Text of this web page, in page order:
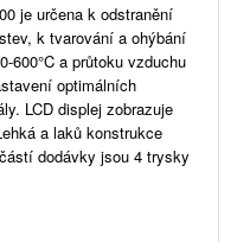
je určena k odstranění
k tvarování a ohýbání
600°C a průtoku vzduchu
optimálních
LCD displej zobrazuje
a laků konstrukce
dodávky jsou 4 trysky